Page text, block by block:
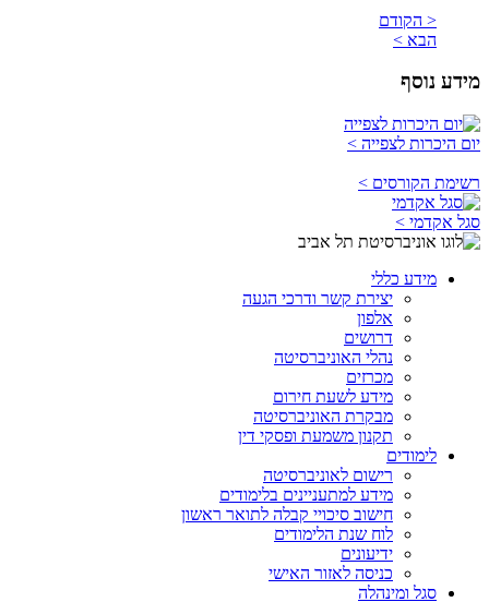
< הקודם
הבא >
מידע נוסף
יום היכרות לצפייה >
רשימת הקורסים >
סגל אקדמי >
מידע כללי
יצירת קשר ודרכי הגעה
אלפון
דרושים
נהלי האוניברסיטה
מכרזים
מידע לשעת חירום
מבקרת האוניברסיטה
תקנון משמעת ופסקי דין
לימודים
רישום לאוניברסיטה
מידע למתעניינים בלימודים
חישוב סיכויי קבלה לתואר ראשון
לוח שנת הלימודים
ידיעונים
כניסה לאזור האישי
סגל ומינהלה